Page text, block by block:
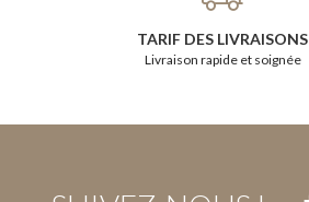
TARIF DES LIVRAISONS
Livraison rapide et soignée